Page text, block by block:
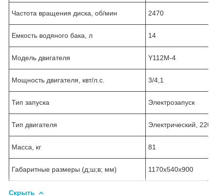
Частота вращения диска, об/мин 2470
Емкость водяного бака, л 14
Модель двигателя Y112M-4
Мощность двигателя, квт/л.с. 3/4,1
Тип запуска Электрозапуск
Тип двигателя Электрический, 220В
Масса, кг 81
Габаритные размеры (д;ш;в; мм) 1170х540х900
Скрыть